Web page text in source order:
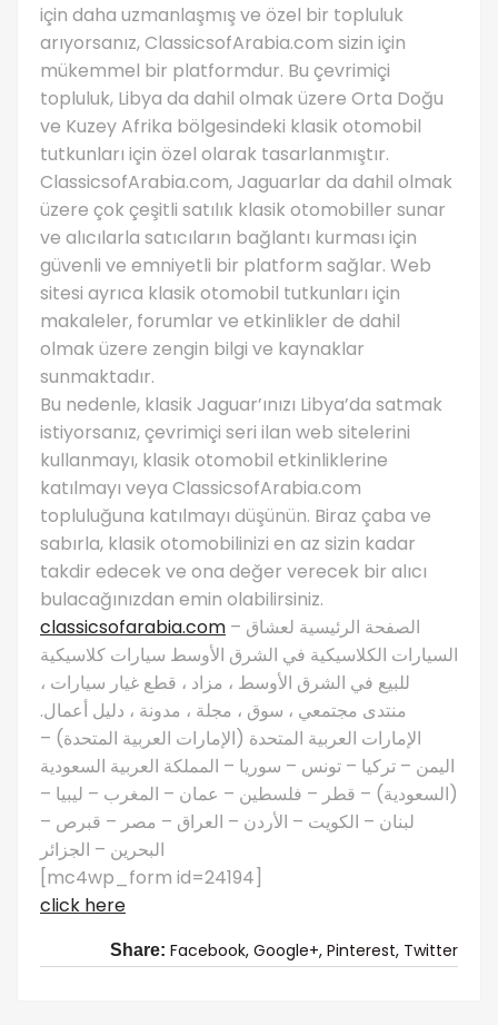
için daha uzmanlaşmış ve özel bir topluluk
arıyorsanız, ClassicsofArabia.com sizin için
mükemmel bir platformdur. Bu çevrimiçi
topluluk, Libya da dahil olmak üzere Orta Doğu
ve Kuzey Afrika bölgesindeki klasik otomobil
tutkunları için özel olarak tasarlanmıştır.
ClassicsofArabia.com, Jaguarlar da dahil olmak
üzere çok çeşitli satılık klasik otomobiller sunar
ve alıcılarla satıcıların bağlantı kurması için
güvenli ve emniyetli bir platform sağlar. Web
sitesi ayrıca klasik otomobil tutkunları için
makaleler, forumlar ve etkinlikler de dahil
olmak üzere zengin bilgi ve kaynaklar
sunmaktadır.
Bu nedenle, klasik Jaguar’ınızı Libya’da satmak
istiyorsanız, çevrimiçi seri ilan web sitelerini
kullanmayı, klasik otomobil etkinliklerine
katılmayı veya ClassicsofArabia.com
topluluğuna katılmayı düşünün. Biraz çaba ve
sabırla, klasik otomobilinizi en az sizin kadar
takdir edecek ve ona değer verecek bir alıcı
bulacağınızdan emin olabilirsiniz.
classicsofarabia.com – الصفحة الرئيسية لعشاق
السيارات الكلاسيكية في الشرق الأوسط سيارات كلاسيكية
للبيع في الشرق الأوسط ، مزاد ، قطع غيار سيارات ،
منتدى مجتمعي ، سوق ، مجلة ، مدونة ، دليل أعمال.
الإمارات العربية المتحدة (الإمارات العربية المتحدة) –
اليمن – تركيا – تونس – سوريا – المملكة العربية السعودية
(السعودية) – قطر – فلسطين – عمان – المغرب – ليبيا –
لبنان – الكويت – الأردن – العراق – مصر – قبرص –
البحرين – الجزائر
[mc4wp_form id=24194]
click here
Share: Facebook, Google+, Pinterest, Twitter